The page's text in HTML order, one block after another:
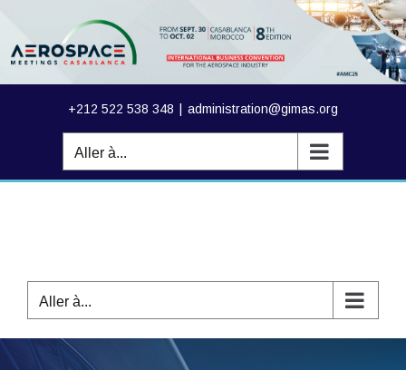
+212 522 538 348 administration@gimas.org
Aller à...
Aller à...